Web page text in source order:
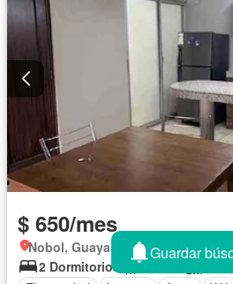
$ 650/mes
Nobol, Guayas
2 Dormitorios
1 Baño
70
Guardar